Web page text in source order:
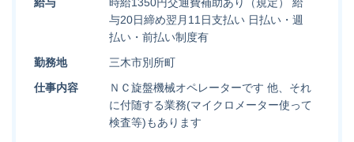
与20日締め翌月11日支払い 日払い・週
払い・前払い制度有
勤務地
三木市別所町
仕事内容
ＮＣ旋盤機械オペレーターです 他、それ
に付随する業務(マイクロメーター使って
検査等)もあります